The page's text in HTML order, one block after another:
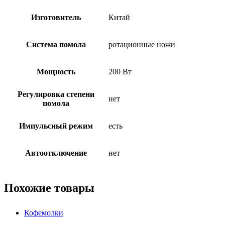
Изготовитель Китай
Система помола ротационные ножи
Мощность 200 Вт
Регулировка степени
помола
нет
Импульсный режим есть
Автоотключение нет
Похожие товары
Кофемолки